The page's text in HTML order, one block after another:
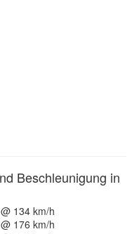
Beschleunigung in
134 km/h
176 km/h